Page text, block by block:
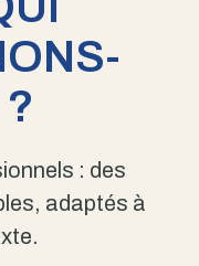
: des
adaptés à